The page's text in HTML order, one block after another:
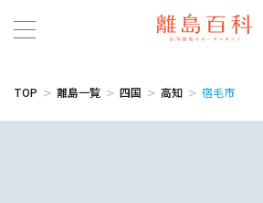
TOP 離島一覧 四国 高知 宿毛市